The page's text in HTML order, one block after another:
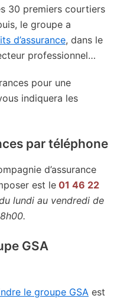
30 premiers courtiers
le groupe a
d’assurance, dans le
professionnel…
pour une
indiquera les
par téléphone
d’assurance
est le 01 46 22
lundi au vendredi de
GSA
le groupe GSA est